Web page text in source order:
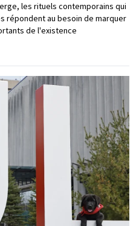
les rituels contemporains qui
répondent au besoin de marquer
de l'existence